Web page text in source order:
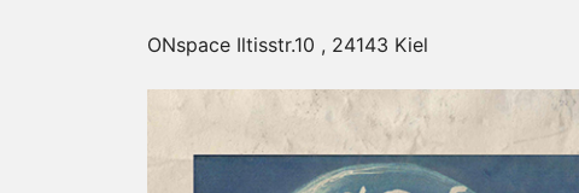
ONspace Iltisstr.10 , 24143 Kiel